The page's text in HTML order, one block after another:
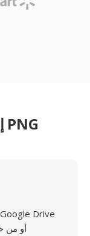
كيفية تحويل UYVY إلى PNG